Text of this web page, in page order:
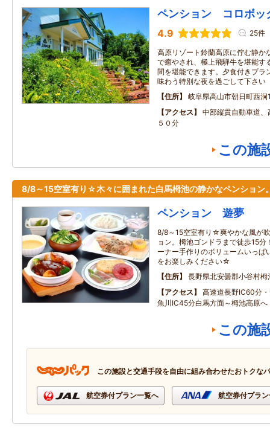
ペンション コロボッ
4.9 25件
高原リゾート鈴蘭高原に佇む静か
で癒やされ、極上飛騨牛を堪能す
間を堪能できます。夕食付きプラ
味わう特別な夜を過ごして下さい
住所
岐阜県高山市朝日町西
アクセス
中部縦貫自動車道
５０分
この施
8/8～15空室有り☆木々に囲まれた白馬栂池の静かなペンション
ペンション 遊夢
8/8～15空室有り☆爽やかな風が
ョン。栂池ゴンドラまで徒歩15
ーナー手作りのボリュームいっぱ
をお楽しみください☆
住所
長野県北安曇郡小谷村栂
アクセス
高速道長野IC60分
魚川IC45分白馬方面～栂池高原へ
この施
この施設と交通手段を自由に組み合わせたおトクな
航空券付プラン一覧へ 航空券付プラ